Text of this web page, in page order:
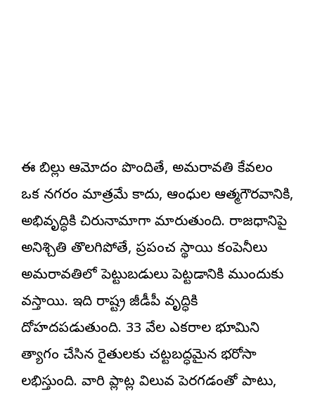
ఈ బిల్లు ఆమోదం పొందితే, అమరావతి కేవలం
ఒక నగరం మాత్రమే కాదు, ఆంధ్రుల ఆత్మగౌరవానికి,
అభివృద్ధికి చిరునామాగా మారుతుంది. రాజధానిపై
అనిశ్చితి తొలగిపోతే, ప్రపంచ స్థాయి కంపెనీలు
అమరావతిలో పెట్టుబడులు పెట్టడానికి ముందుకు
వస్తాయి. ఇది రాష్ట్ర జీడీపీ వృద్ధికి
దోహదపడుతుంది. 33 వేల ఎకరాల భూమిని
త్యాగం చేసిన రైతులకు చట్టబద్ధమైన భరోసా
లభిస్తుంది. వారి ప్లాట్ల విలువ పెరగడంతో పాటు,